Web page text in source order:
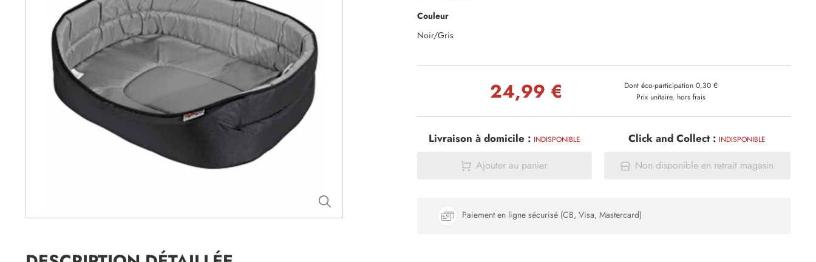
Couleur
Noir/Gris
24,99 €
Dont éco-participation 0,30 €
Prix unitaire, hors frais
Livraison à domicile : INDISPONIBLE
Ajouter au panier
Click and Collect : INDISPONIBLE
Non disponible en retrait magasin
Paiement en ligne sécurisé (CB, Visa, Mastercard)